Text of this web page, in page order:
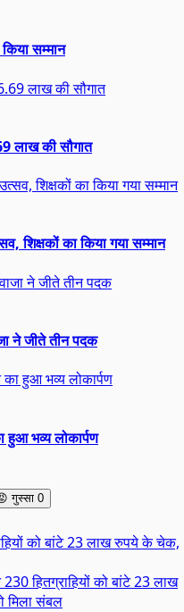
सम्मान
लाख की सौगात
शिक्षकों का किया गया सम्मान
ने जीते तीन पदक
हुआ भव्य लोकार्पण
गुस्सा 0
हितग्राहियों को बांटे 23 लाख
मिला संबल